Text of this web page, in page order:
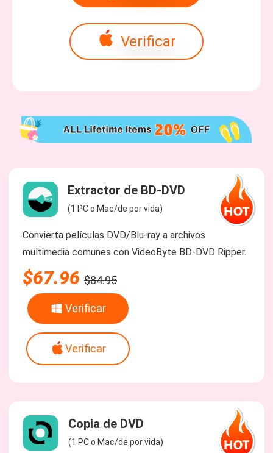
Verificar
Extractor de BD-DVD
(1 PC o Mac/de por vida)
Convierta películas DVD/Blu-ray a archivos
multimedia comunes con VideoByte BD-DVD Ripper.
$67.96 $84.95
Verificar
Verificar
Copia de DVD
(1 PC o Mac/de por vida)